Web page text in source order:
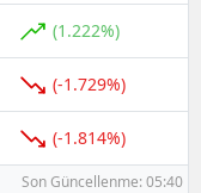
(1.222%)
(-1.729%)
(-1.814%)
Son Güncellenme: 05:40